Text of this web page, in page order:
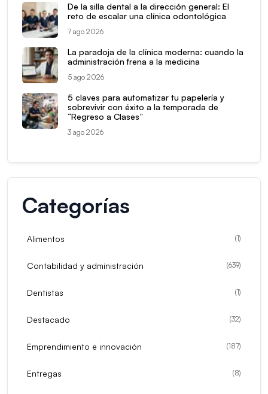
De la silla dental a la dirección general: El
reto de escalar una clínica odontológica
7 ago 2026
La paradoja de la clínica moderna: cuando la
administración frena a la medicina
5 ago 2026
5 claves para automatizar tu papelería y
sobrevivir con éxito a la temporada de
“Regreso a Clases”
3 ago 2026
Categorías
Alimentos (1)
Contabilidad y administración (639)
Dentistas (1)
Destacado (32)
Emprendimiento e innovación (187)
Entregas (8)